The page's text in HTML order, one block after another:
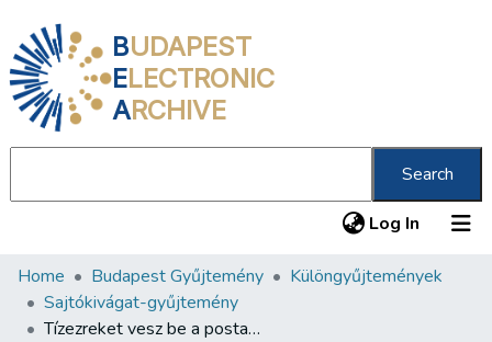
BUDAPEST
ELECTRONIC
ARCHIVE
Search
Log In (current)
Communities & Collections
All of DSpace
Home Budapest Gyűjtemény
Különgyűjtemények
Sajtókivágat-gyűjtemény
Tízezreket vesz be a posta az uj tarifa büntetés -portóiból